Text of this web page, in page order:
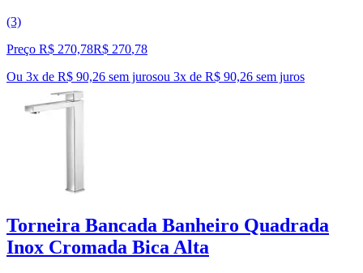
(3)
Preço R$ 270,78R$ 270,78
Ou 3x de R$ 90,26 sem jurosou 3x de R$ 90,26 sem juros
Torneira Bancada Banheiro Quadrada
Inox Cromada Bica Alta